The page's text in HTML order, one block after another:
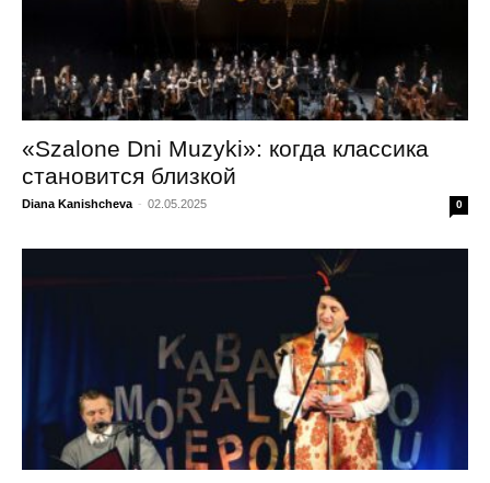
«Szalone Dni Muzyki»: когда классика
становится близкой
Diana Kanishcheva - 02.05.2025 0